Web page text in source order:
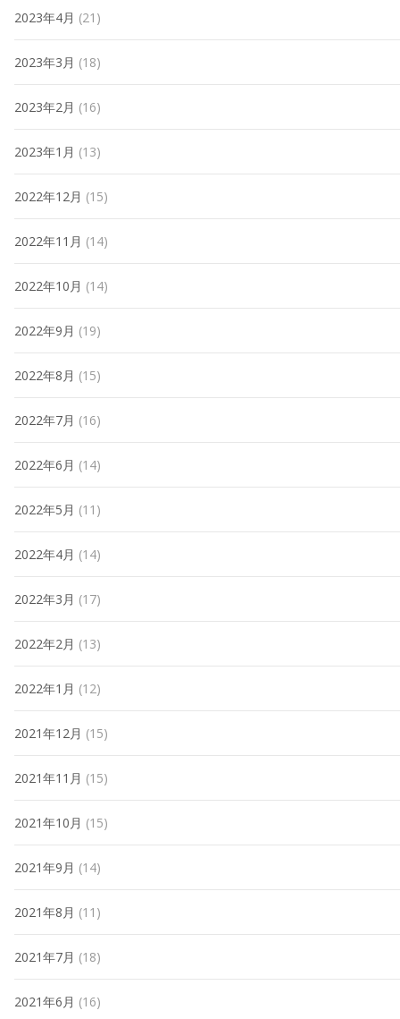
2023年4月 (21)
2023年3月 (18)
2023年2月 (16)
2023年1月 (13)
2022年12月 (15)
2022年11月 (14)
2022年10月 (14)
2022年9月 (19)
2022年8月 (15)
2022年7月 (16)
2022年6月 (14)
2022年5月 (11)
2022年4月 (14)
2022年3月 (17)
2022年2月 (13)
2022年1月 (12)
2021年12月 (15)
2021年11月 (15)
2021年10月 (15)
2021年9月 (14)
2021年8月 (11)
2021年7月 (18)
2021年6月 (16)